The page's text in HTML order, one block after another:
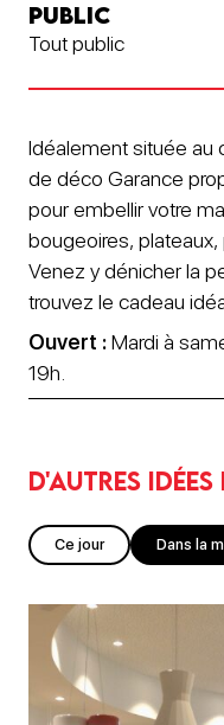
PUBLIC
Tout public
Idéalement située au
de déco Garance
pour embellir votre
bougeoires,
Venez y dénicher la
trouvez le cadeau
Ouvert :Mardi à
19h.
D'autres
Ce jour Dans la